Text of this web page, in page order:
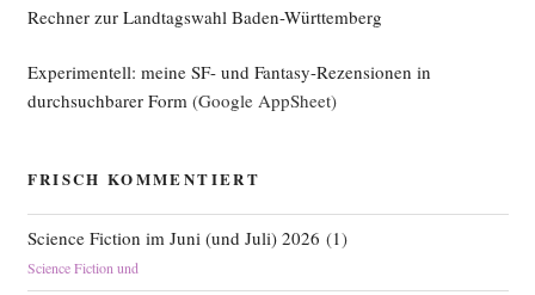
Rechner zur Landtagswahl Baden-Württemberg
Experimentell: meine SF- und Fantasy-Rezensionen in
durchsuchbarer Form(Google AppSheet)
FRISCH KOMMENTIERT
Science Fiction im Juni (und Juli) 2026 (1)
Science Fiction und